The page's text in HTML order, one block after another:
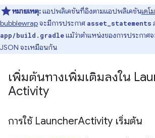
หมายเหตุ:แอปพลิเคชันที่อิงตามแอปพลิเคชันเดโ
bubblewrapจะมีการประกาศ asset_statements
app/build.gradleแม้ว่าตําแหน่งของการประกาศ
JSON จะเหมือนกัน
เพิ่มต้นทางเพิ่มเติมลงใน
Activity
การใช้ LauncherActivity เริ่มต้น